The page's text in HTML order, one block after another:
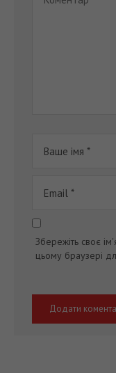
Збережіть своє
цьому браузері